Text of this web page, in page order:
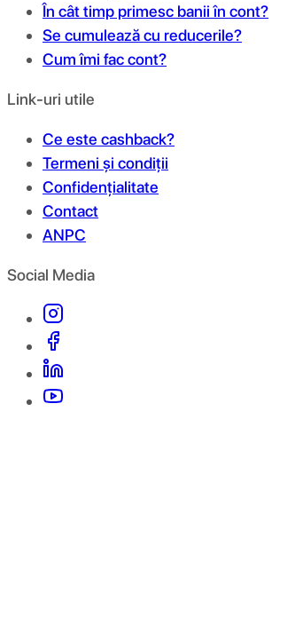
În cât timp primesc banii în cont?
Se cumulează cu reducerile?
Cum îmi fac cont?
Link-uri utile
Ce este cashback?
Termeni și condiții
Confidențialitate
Contact
ANPC
Social Media